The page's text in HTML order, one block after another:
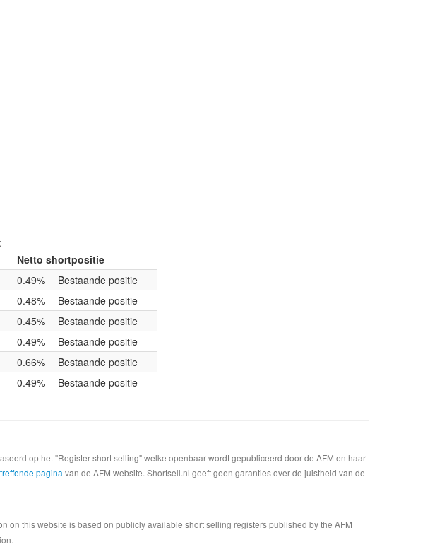
Netto shortpositie
0.49%
Bestaande positie
0.48%
Bestaande positie
0.45%
Bestaande positie
0.49%
Bestaande positie
0.66%
Bestaande positie
0.49% Bestaande positie
op het "Register short selling" welke openbaar wordt gepubliceerd door de AFM en haar
pagina van de AFM website. Shortsell.nl geeft geen garanties over de juistheid van de
on this website is based on publicly available short selling registers published by the AFM